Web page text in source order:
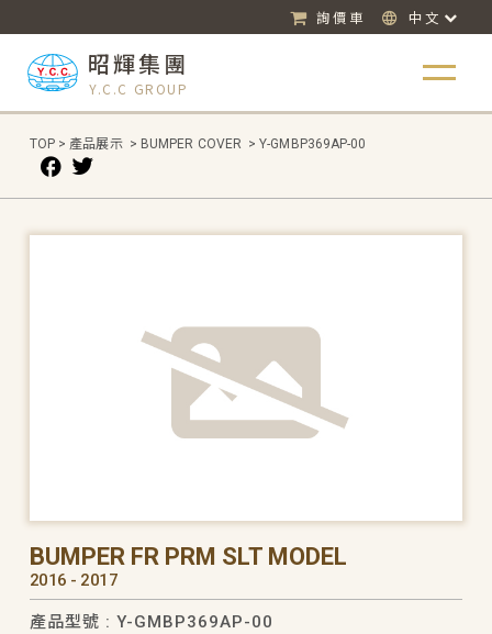
詢價車 中文
昭輝集團
Y.C.C GROUP
TOP > 產品展示 > BUMPER COVER > Y-GMBP369AP-00
BUMPER FR PRM SLT MODEL
2016 - 2017
產品型號 : Y-GMBP369AP-00